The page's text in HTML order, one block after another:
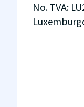
No. TVA: